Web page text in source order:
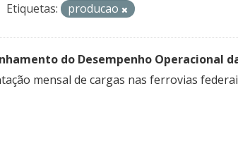
Etiquetas: producao
do Desempenho Operacional
mensal de cargas nas ferrovias